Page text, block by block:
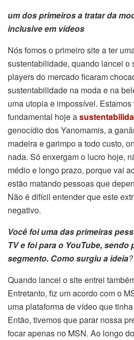
um dos primeiros a tratar da
inclusive em vídeos
Nós fomos o primeiro site a ter
sustentabilidade, quando lancei o
players do mercado ficaram
sustentabilidade na moda e na
uma utopia e impossível.
fundamental hoje a
genocídio dos Yanomamis, a
madeira e garimpo a todo custo,
nada. Só enxergam o lucro hoje,
médio e longo prazo, porque vai
estão matando pessoas que
Não é difícil entender que este
negativo.
Você foi uma das primeiras
TV e foi para o YouTube, sendo
segmento. Como surgiu a ideia?
Quando lancei o site entrei
Entretanto, fiz um acordo com o
uma plataforma de vídeo que
Então, tivemos que parar nossa
focar apenas no MSN. Ao longo